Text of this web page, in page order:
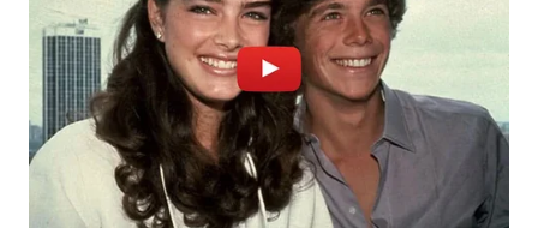
WAHANA
Wahana
Network
KONSUMEN
LISTRIK